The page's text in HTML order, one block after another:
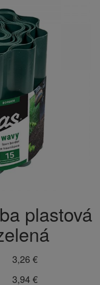
plastová
3,26 €
3,94 €